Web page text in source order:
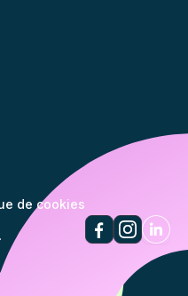
de cookies